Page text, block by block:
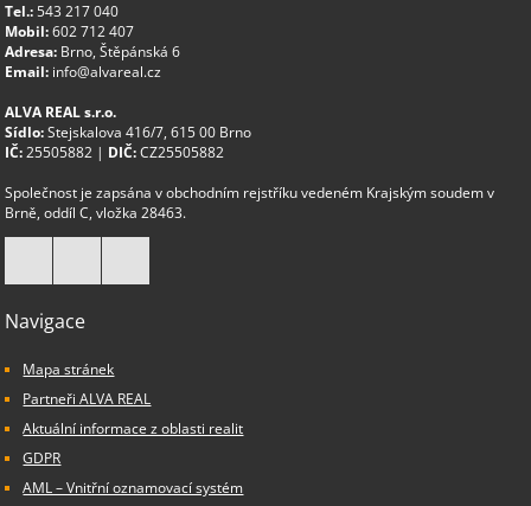
Tel.:543 217 040
Mobil:602 712 407
Adresa: Brno, Štěpánská 6
Email: info@alvareal.cz
ALVA REAL s.r.o.
Sídlo:Stejskalova 416/7, 615 00 Brno
IČ:25505882 | DIČ:CZ25505882
Společnost je zapsána v obchodním rejstříku vedeném Krajským soudem v
Brně, oddíl C, vložka 28463.
Navigace
Mapa stránek
Partneři ALVA REAL
Aktuální informace z oblasti realit
GDPR
AML – Vnitřní oznamovací systém